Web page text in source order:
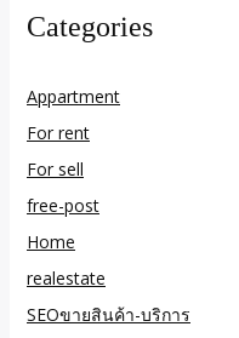
Categories
Appartment
For rent
For sell
free-post
Home
realestate
SEOขายสินค้า-บริการ